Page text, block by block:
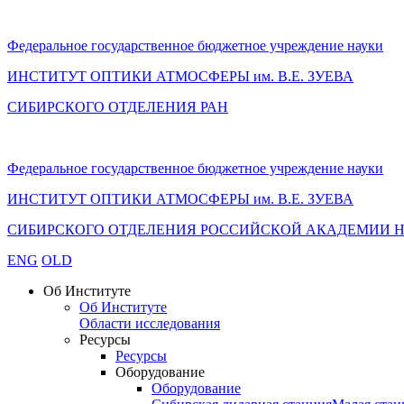
Федеральное государственное бюджетное учреждение науки
ИНСТИТУТ ОПТИКИ АТМОСФЕРЫ им. В.Е. ЗУЕВА
СИБИРСКОГО ОТДЕЛЕНИЯ РАН
Федеральное государственное бюджетное учреждение науки
ИНСТИТУТ ОПТИКИ АТМОСФЕРЫ им. В.Е. ЗУЕВА
СИБИРСКОГО ОТДЕЛЕНИЯ РОССИЙСКОЙ АКАДЕМИИ
ENG OLD
Об Институте
Об Институте
Области исследования
Ресурсы
Ресурсы
Оборудование
Оборудование